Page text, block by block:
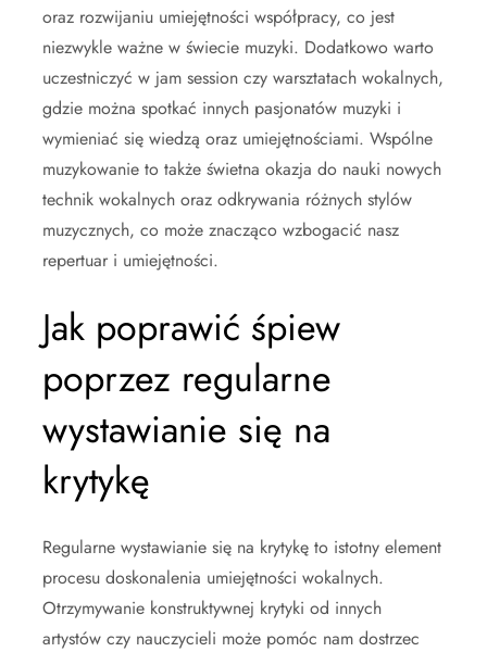
oraz rozwijaniu umiejętności współpracy, co jest
niezwykle ważne w świecie muzyki. Dodatkowo warto
uczestniczyć w jam session czy warsztatach wokalnych,
gdzie można spotkać innych pasjonatów muzyki i
wymieniać się wiedzą oraz umiejętnościami. Wspólne
muzykowanie to także świetna okazja do nauki nowych
technik wokalnych oraz odkrywania różnych stylów
muzycznych, co może znacząco wzbogacić nasz
repertuar i umiejętności.
Jak poprawić śpiew
poprzez regularne
wystawianie się na
krytykę
Regularne wystawianie się na krytykę to istotny element
procesu doskonalenia umiejętności wokalnych.
Otrzymywanie konstruktywnej krytyki od innych
artystów czy nauczycieli może pomóc nam dostrzec